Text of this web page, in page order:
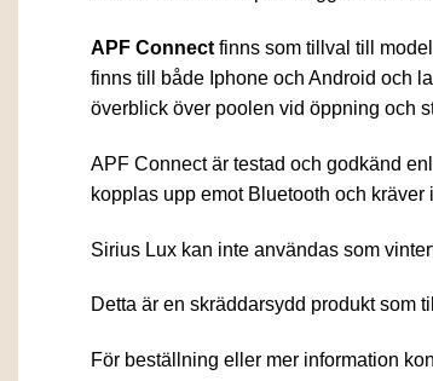
APF Connect finns som tillval till
finns till både Iphone och Android och
överblick över poolen vid öppning och
APF Connect är testad och godkänd
kopplas upp emot Bluetooth och
Sirius Lux kan inte användas som
Detta är en skräddarsydd produkt som
För beställning eller mer information